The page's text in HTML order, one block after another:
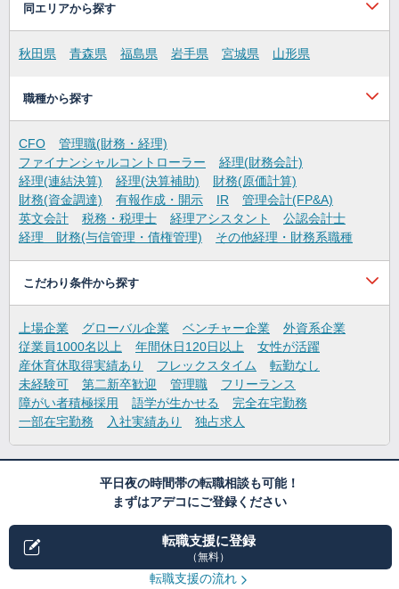
同エリアから探す
秋田県 青森県 福島県 岩手県 宮城県 山形県
職種から探す
CFO
管理職(財務・経理)
ファイナンシャルコントローラー
経理(財務会計)
経理(連結決算)
経理(決算補助)
財務(原価計算)
財務(資金調達)
有報作成・開示 IR
管理会計(FP&A)
英文会計
税務・税理士 経理アシスタント
公認会計士
経理 財務(与信管理・債権管理)
その他経理・財務系職種
こだわり条件から探す
上場企業 グローバル企業 ベンチャー企業
外資系企業
従業員1000名以上
年間休日120日以上
女性が活躍
産休育休取得実績あり
フレックスタイム
転勤なし
未経験可
第二新卒歓迎 管理職
フリーランス
障がい者積極採用
語学が生かせる
完全在宅勤務
一部在宅勤務
入社実績あり 独占求人
平日夜の時間帯の転職相談も可能！
まずはアデコにご登録ください
転職支援に登録
（無料）
転職支援の流れ